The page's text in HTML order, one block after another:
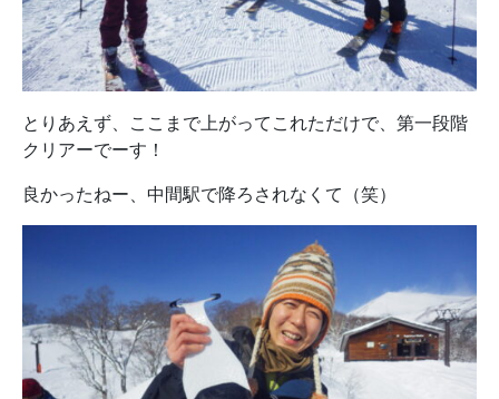
とりあえず、ここまで上がってこれただけで、第一段階
クリアーでーす！
良かったねー、中間駅で降ろされなくて（笑）